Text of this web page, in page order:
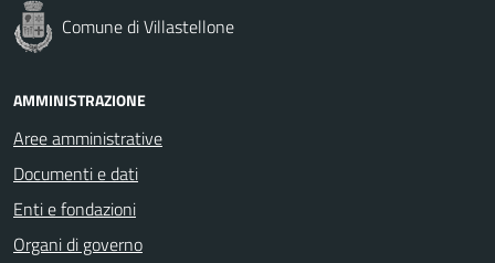
Comune di Villastellone
AMMINISTRAZIONE
Aree amministrative
Documenti e dati
Enti e fondazioni
Organi di governo